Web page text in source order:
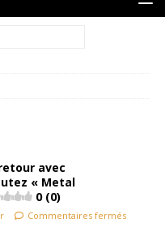
retour avec
« Metal
0 (0)
Commentaires fermés